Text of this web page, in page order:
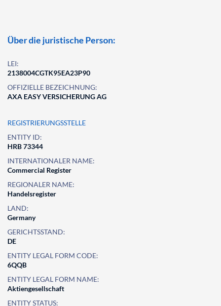
Über die juristische Person:
LEI:
2138004CGTK95EA23P90
OFFIZIELLE BEZEICHNUNG:
AXA EASY VERSICHERUNG AG
REGISTRIERUNGSSTELLE
ENTITY ID:
HRB 73344
INTERNATIONALER NAME:
Commercial Register
REGIONALER NAME:
Handelsregister
LAND:
Germany
GERICHTSSTAND:
DE
ENTITY LEGAL FORM CODE:
6QQB
ENTITY LEGAL FORM NAME:
Aktiengesellschaft
ENTITY STATUS: